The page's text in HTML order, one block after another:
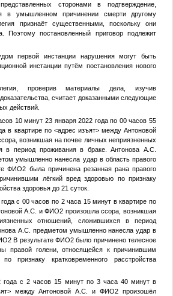
сторонами в подтверждение,
в умышленном причинении смерти другому
признаёт существенными, поскольку они
Поэтому постановленный приговор подлежит
первой инстанции нарушения могут быть
инстанции путём постановления нового
проверив материалы дела, изучив
считает доказанными следующие
действий.
10 минут 23 января 2022 года по 00 часов 55
в квартире по <адрес изъят>между Антоновой
возникшая на почве личных неприязненных
в период проживания в браке. Антонова А.С.
умышленно нанесла удар в область правого
ФИО2 была причинена резанная рана правого
лёгкий вред здоровью по признаку
здоровья до 21 суток.
с 00 часов по 2 часа 15 минут в квартире по
А.С. иФИО2 произошла ссора, возникшая
отношений, сложившихся в период
А.С. предметом умышленно нанесла удар в
В результатеФИО2 было причинено телесное
правой голени, относящейся к причинившим
признаку кратковременного расстройства
года с 2 часов 15 минут по 3 часа 40 минут в
между Антоновой А.С. иФИО2 произошёл